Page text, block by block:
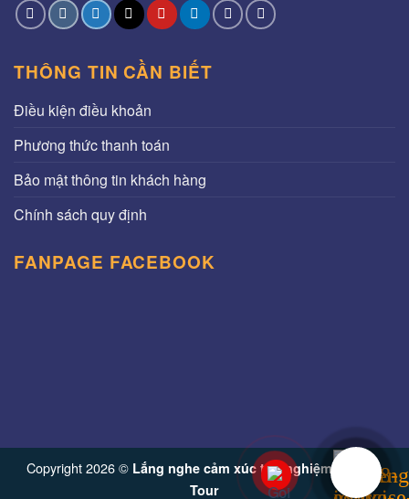
THÔNG TIN CẦN BIẾT
Điều kiện điều khoản
Phương thức thanh toán
Bảo mật thông tin khách hàng
Chính sách quy định
FANPAGE FACEBOOK
Copyright 2026 © Lắng nghe cảm xúc trải nghiệm từ Vinh
Tour